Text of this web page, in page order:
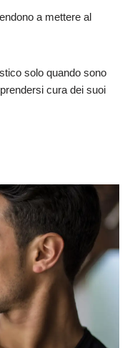
a mettere al
solo quando sono
cura dei suoi